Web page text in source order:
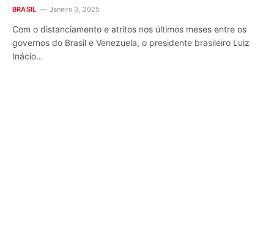
BRASIL Janeiro 3, 2025
Com o distanciamento e atritos nos últimos meses entre os
governos do Brasil e Venezuela, o presidente brasileiro Luiz
Inácio…